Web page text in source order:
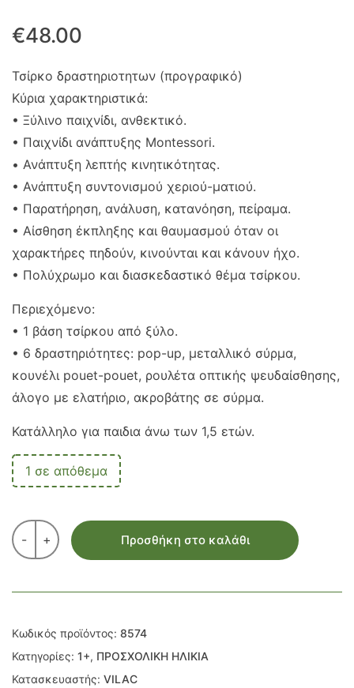
€48.00
Τσίρκο δραστηριοτητων (προγραφικό)
Κύρια χαρακτηριστικά:
• Ξύλινο παιχνίδι, ανθεκτικό.
• Παιχνίδι ανάπτυξης Montessori.
• Ανάπτυξη λεπτής κινητικότητας.
• Ανάπτυξη συντονισμού χεριού-ματιού.
• Παρατήρηση, ανάλυση, κατανόηση, πείραμα.
• Αίσθηση έκπληξης και θαυμασμού όταν οι
χαρακτήρες πηδούν, κινούνται και κάνουν ήχο.
• Πολύχρωμο και διασκεδαστικό θέμα τσίρκου.
Περιεχόμενο:
• 1 βάση τσίρκου από ξύλο.
• 6 δραστηριότητες: pop-up, μεταλλικό σύρμα,
κουνέλι pouet-pouet, ρουλέτα οπτικής ψευδαίσθησης,
άλογο με ελατήριο, ακροβάτης σε σύρμα.
Κατάλληλο για παιδια άνω των 1,5 ετών.
1 σε απόθεμα
- + Προσθήκη στο καλάθι
Κωδικός προϊόντος: 8574
Κατηγορίες: 1+, ΠΡΟΣΧΟΛΙΚΗ ΗΛΙΚΙΑ
Κατασκευαστής: VILAC